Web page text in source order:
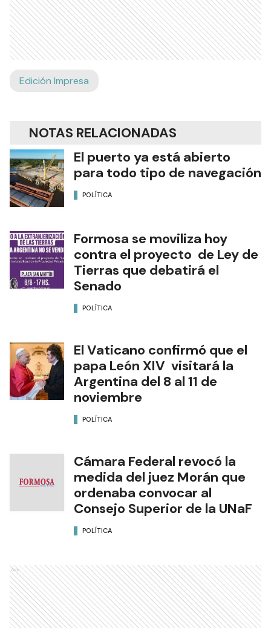
Edición Impresa
NOTAS RELACIONADAS
El puerto ya está abierto
para todo tipo de navegación
POLÍTICA
Formosa se moviliza hoy
contra el proyecto de Ley de
Tierras que debatirá el
Senado
POLÍTICA
El Vaticano confirmó que el
papa León XIV visitará la
Argentina del 8 al 11 de
noviembre
POLÍTICA
Cámara Federal revocó la
medida del juez Morán que
ordenaba convocar al
Consejo Superior de la UNaF
POLÍTICA
Ads